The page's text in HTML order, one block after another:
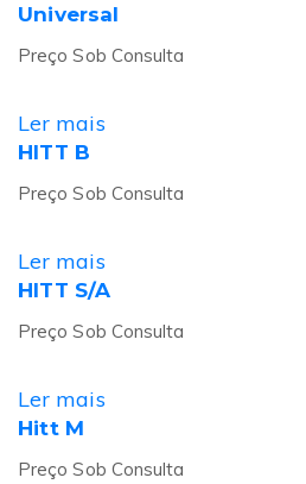
Universal
Preço Sob Consulta
Ler mais
HITT B
Preço Sob Consulta
Ler mais
HITT S/A
Preço Sob Consulta
Ler mais
Hitt M
Preço Sob Consulta